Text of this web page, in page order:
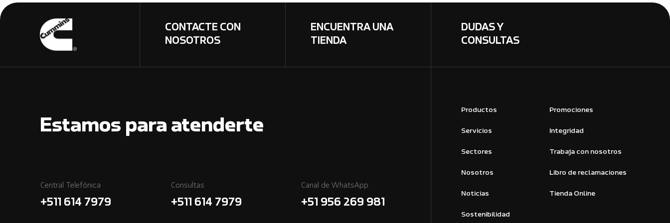
CONTACTE CON
NOSOTROS
ENCUENTRA UNA
TIENDA
DUDAS Y
CONSULTAS
Estamos para atenderte
Central Telefónica
+511 614 7979
Consultas
+511 614 7979
Canal de WhatsApp
+51 956 269 981
Productos
Servicios
Sectores
Nosotros
Noticias
Sostenibilidad
Promociones
Integridad
Trabaja con nosotros
Libro de reclamaciones
Tienda Online